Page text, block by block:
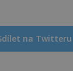
na Twitteru